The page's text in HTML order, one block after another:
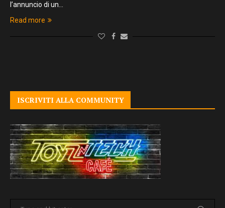
l’annuncio di un…
Read more
ISCRIVITI ALLA COMMUNITY